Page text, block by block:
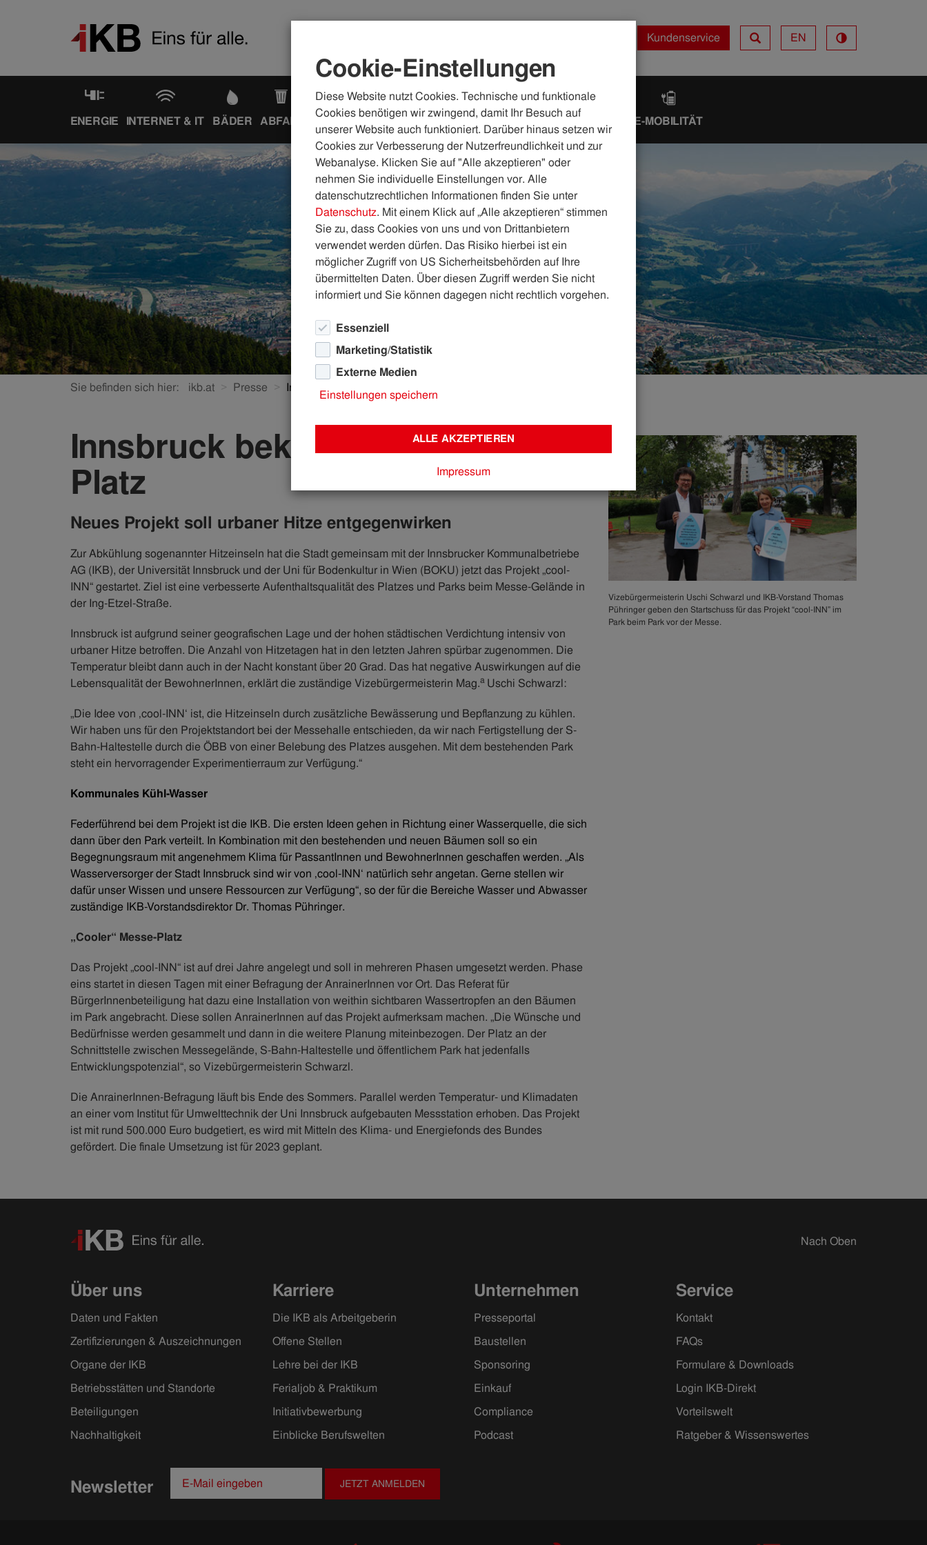
Kundenservice EN
ENERGIE INTERNET & IT BÄDER ABFALL WASSER & ABWASSER KÄLTE & WÄRME PHOTOVOLTAIK E-MOBILITÄT
Sie befinden sich hier: ikb.at Presse Innsbruck bekommt „coolen“ Platz
Innsbruck bekommt „coolen“
Platz
Neues Projekt soll urbaner Hitze entgegenwirken
Zur Abkühlung sogenannter Hitzeinseln hat die Stadt gemeinsam mit der Innsbrucker Kommunalbetriebe
AG (IKB), der Universität Innsbruck und der Uni für Bodenkultur in Wien (BOKU) jetzt das Projekt „cool-
INN“ gestartet. Ziel ist eine verbesserte Aufenthaltsqualität des Platzes und Parks beim Messe-Gelände in
der Ing-Etzel-Straße.
Innsbruck ist aufgrund seiner geografischen Lage und der hohen städtischen Verdichtung intensiv von
urbaner Hitze betroffen. Die Anzahl von Hitzetagen hat in den letzten Jahren spürbar zugenommen. Die
Temperatur bleibt dann auch in der Nacht konstant über 20 Grad. Das hat negative Auswirkungen auf die
Lebensqualität der BewohnerInnen, erklärt die zuständige Vizebürgermeisterin Mag.a Uschi Schwarzl:
„Die Idee von ‚cool-INN‘ ist, die Hitzeinseln durch zusätzliche Bewässerung und Bepflanzung zu kühlen.
Wir haben uns für den Projektstandort bei der Messehalle entschieden, da wir nach Fertigstellung der S-
Bahn-Haltestelle durch die ÖBB von einer Belebung des Platzes ausgehen. Mit dem bestehenden Park
steht ein hervorragender Experimentierraum zur Verfügung.“
Kommunales Kühl-Wasser
Federführend bei dem Projekt ist die IKB. Die ersten Ideen gehen in Richtung einer Wasserquelle, die sich
dann über den Park verteilt. In Kombination mit den bestehenden und neuen Bäumen soll so ein
Begegnungsraum mit angenehmem Klima für PassantInnen und BewohnerInnen geschaffen werden. „Als
Wasserversorger der Stadt Innsbruck sind wir von ‚cool-INN‘ natürlich sehr angetan. Gerne stellen wir
dafür unser Wissen und unsere Ressourcen zur Verfügung“, so der für die Bereiche Wasser und Abwasser
zuständige IKB-Vorstandsdirektor Dr. Thomas Pühringer.
„Cooler“ Messe-Platz
Das Projekt „cool-INN“ ist auf drei Jahre angelegt und soll in mehreren Phasen umgesetzt werden. Phase
eins startet in diesen Tagen mit einer Befragung der AnrainerInnen vor Ort. Das Referat für
BürgerInnenbeteiligung hat dazu eine Installation von weithin sichtbaren Wassertropfen an den Bäumen
im Park angebracht. Diese sollen AnrainerInnen auf das Projekt aufmerksam machen. „Die Wünsche und
Bedürfnisse werden gesammelt und dann in die weitere Planung miteinbezogen. Der Platz an der
Schnittstelle zwischen Messegelände, S-Bahn-Haltestelle und öffentlichem Park hat jedenfalls
Entwicklungspotenzial“, so Vizebürgermeisterin Schwarzl.
Die AnrainerInnen-Befragung läuft bis Ende des Sommers. Parallel werden Temperatur- und Klimadaten
an einer vom Institut für Umwelttechnik der Uni Innsbruck aufgebauten Messstation erhoben. Das Projekt
ist mit rund 500.000 Euro budgetiert, es wird mit Mitteln des Klima- und Energiefonds des Bundes
gefördert. Die finale Umsetzung ist für 2023 geplant.
Vizebürgermeisterin Uschi Schwarzl und IKB-Vorstand Thomas
Pühringer geben den Startschuss für das Projekt “cool-INN” im
Park beim Park vor der Messe.
Nach Oben
Über uns
Daten und Fakten
Zertifizierungen & Auszeichnungen
Organe der IKB
Betriebsstätten und Standorte
Beteiligungen
Nachhaltigkeit
Karriere
Die IKB als Arbeitgeberin
Offene Stellen
Lehre bei der IKB
Ferialjob & Praktikum
Initiativbewerbung
Einblicke Berufswelten
Unternehmen
Presseportal
Baustellen
Sponsoring
Einkauf
Compliance
Podcast
Service
Kontakt
FAQs
Formulare & Downloads
Login IKB-Direkt
Vorteilswelt
Ratgeber & Wissenswertes
Newsletter JETZT ANMELDEN
Cookie-Einstellungen
Diese Website nutzt Cookies. Technische und funktionale
Cookies benötigen wir zwingend, damit Ihr Besuch auf
unserer Website auch funktioniert. Darüber hinaus setzen wir
Cookies zur Verbesserung der Nutzerfreundlichkeit und zur
Webanalyse. Klicken Sie auf "Alle akzeptieren" oder
nehmen Sie individuelle Einstellungen vor. Alle
datenschutzrechtlichen Informationen finden Sie unter
Datenschutz. Mit einem Klick auf „Alle akzeptieren“ stimmen
Sie zu, dass Cookies von uns und von Drittanbietern
verwendet werden dürfen. Das Risiko hierbei ist ein
möglicher Zugriff von US Sicherheitsbehörden auf Ihre
übermittelten Daten. Über diesen Zugriff werden Sie nicht
informiert und Sie können dagegen nicht rechtlich vorgehen.
Essenziell
Marketing/Statistik
Externe Medien
Einstellungen speichern
ALLE AKZEPTIEREN
Impressum